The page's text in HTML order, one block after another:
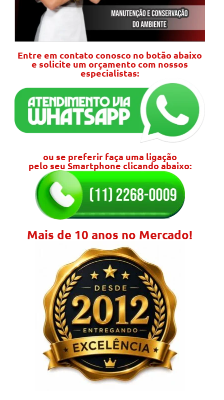
Entre em contato conosco no botão abaixo
e solicite um orçamento com nossos
especialistas:
ou se preferir faça uma ligação
pelo seu Smartphone clicando abaixo:
Mais de 10 anos no Mercado!